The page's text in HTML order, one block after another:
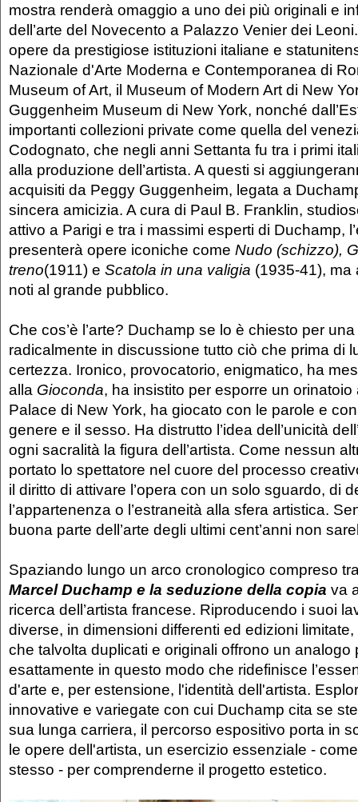
mostra renderà omaggio a uno dei più originali e
dell’arte del Novecento a Palazzo Venier dei
opere da prestigiose istituzioni italiane e
Nazionale d'Arte Moderna e Contemporanea di
Museum of Art, il Museum of Modern Art di New
Guggenheim Museum di New York, nonché
importanti collezioni private come quella del
Codognato, che negli anni Settanta fu tra i primi
alla produzione dell’artista. A questi si
acquisiti da Peggy Guggenheim, legata a
sincera amicizia. A cura di Paul B. Franklin,
attivo a Parigi e tra i massimi esperti di Duchamp,
presenterà opere iconiche come Nudo (schizzo),
treno(1911) e Scatola in una valigia (1935-41), ma
noti al grande pubblico.
Che cos’è l’arte? Duchamp se lo è chiesto per
radicalmente in discussione tutto ciò che prima di
certezza. Ironico, provocatorio, enigmatico, ha
alla Gioconda, ha insistito per esporre un
Palace di New York, ha giocato con le parole e
genere e il sesso. Ha distrutto l’idea dell’unicità
ogni sacralità la figura dell’artista. Come nessun
portato lo spettatore nel cuore del processo
il diritto di attivare l’opera con un solo sguardo, di
l’appartenenza o l’estraneità alla sfera artistica.
buona parte dell’arte degli ultimi cent’anni non
Spaziando lungo un arco cronologico compreso
Marcel Duchamp e la seduzione della copia va
ricerca dell’artista francese. Riproducendo i suoi
diverse, in dimensioni differenti ed edizioni
che talvolta duplicati e originali offrono un analogo
esattamente in questo modo che ridefinisce
d'arte e, per estensione, l'identità dell'artista.
innovative e variegate con cui Duchamp cita se
sua lunga carriera, il percorso espositivo porta in
le opere dell'artista, un esercizio essenziale -
stesso - per comprenderne il progetto estetico.